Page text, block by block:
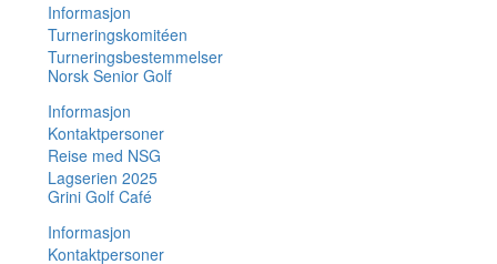
Informasjon
Turneringskomitéen
Turneringsbestemmelser
Norsk Senior Golf
Informasjon
Kontaktpersoner
Reise med NSG
Lagserien 2025
Grini Golf Café
Informasjon
Kontaktpersoner